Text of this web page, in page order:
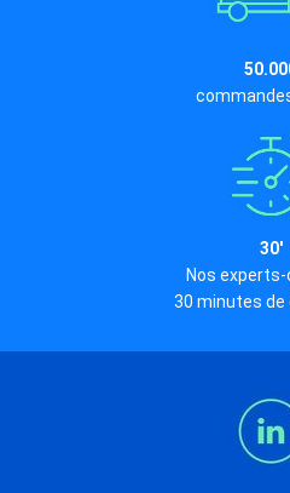
30'
Nos
30 minutes de